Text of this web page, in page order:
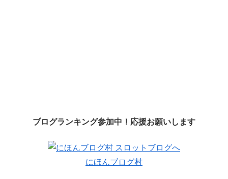
ブログランキング参加中！応援お願いします
にほんブログ村